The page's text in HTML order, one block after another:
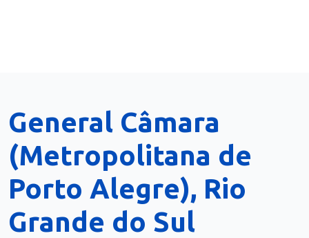
General Câmara
(Metropolitana de
Porto Alegre), Rio
Grande do Sul